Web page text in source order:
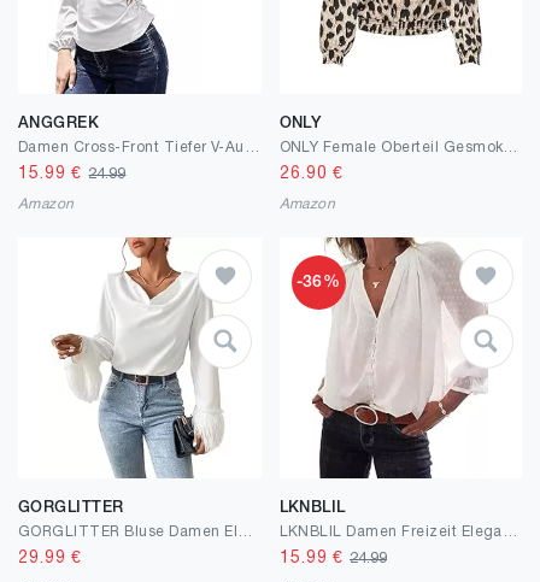
ANGGREK
15.99 €24.99
Amazon
ONLY
26.90 €
Amazon
GORGLITTER
29.99 €
-36%
LKNBLIL
15.99 € 24.99